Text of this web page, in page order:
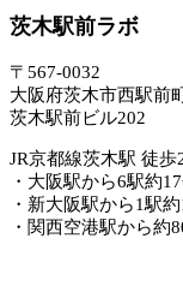
茨木駅前ラボ
〒567-0032
大阪府茨木市西駅前
茨木駅前ビル202
JR京都線茨木駅 徒歩
・大阪駅から6駅約
・新大阪駅から1駅
・関西空港駅から約